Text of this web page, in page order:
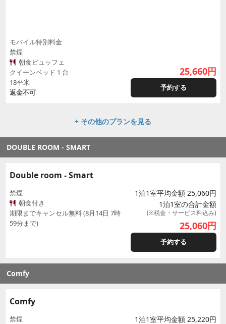
モバイル特別料金
禁煙
朝食ビュッフェ
クイーンベッド 1 台
18平米
返金不可
25,660円
予約する
+ その他のプランを見る
DOUBLE ROOM - SMART
Double room - Smart
禁煙
朝食付き
期限までキャンセル無料 (8月14日 7時
59分まで)
1泊1室平均金額 25,060円
1泊1室の合計金額
(※税金・サービス料込み)
25,060円
予約する
Comfy
Comfy
禁煙
1泊1室平均金額 25,220円